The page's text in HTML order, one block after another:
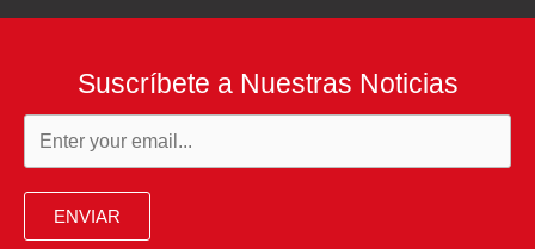
Suscríbete a Nuestras Noticias
ENVIAR